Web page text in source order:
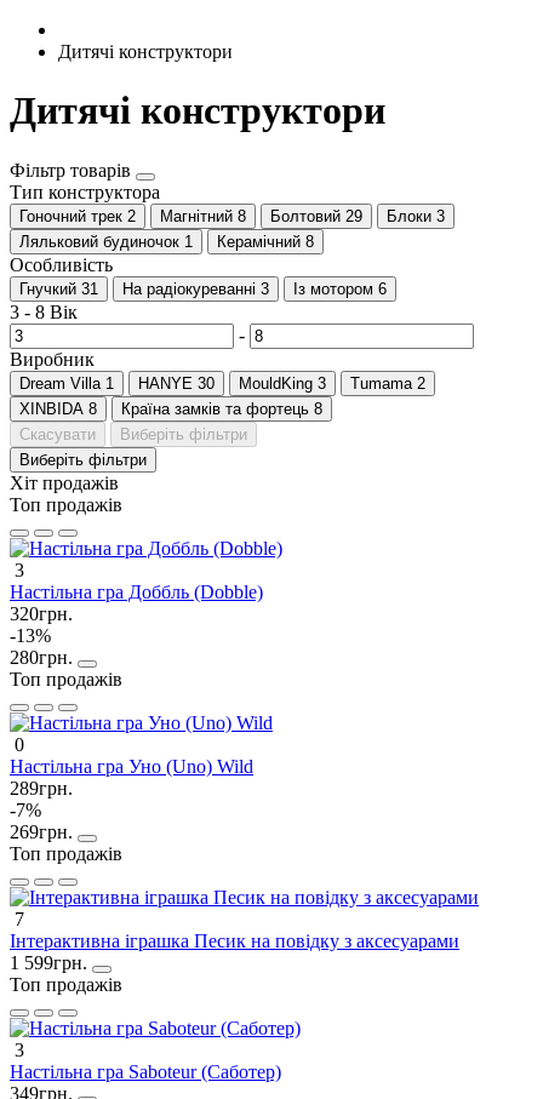
Дитячі конструктори
Дитячі конструктори
Фільтр товарів
Тип конструктора
Гоночний трек 2 Магнітний 8 Болтовий 29 Блоки 3
Ляльковий будиночок 1 Керамічний 8
Особливість
Гнучкий 31 На радіокуреванні 3 Із мотором 6
3 - 8 Вік
-
Виробник
Dream Villa 1 HANYE 30 MouldKing 3 Tumama 2
XINBIDA 8 Країна замків та фортець 8
Скасувати
Виберіть фільтри
Виберіть фільтри
Хіт продажів
Топ продажів
3
Настільна гра Доббль (Dobble)
320грн.
-13%
280грн.
Топ продажів
0
Настільна гра Уно (Uno) Wild
289грн.
-7%
269грн.
Топ продажів
7
Інтерактивна іграшка Песик на повідку з аксесуарами
1 599грн.
Топ продажів
3
Настільна гра Saboteur (Саботер)
349грн.